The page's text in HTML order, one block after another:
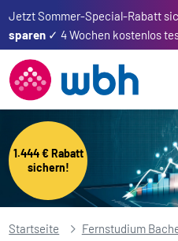
Jetzt Sommer-Special-Rabatt
sparen ✓ 4 Wochen kostenlos
1.444 € Rabatt
sichern!
Startseite
Fernstudium